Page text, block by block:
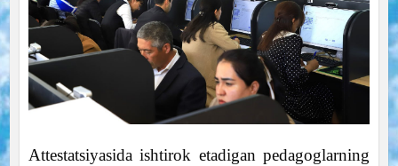
Attestatsiyasida ishtirok etadigan pedagoglarning